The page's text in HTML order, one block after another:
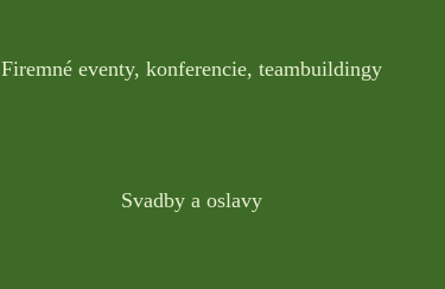
Firemné eventy, konferencie, teambuildingy
Svadby a oslavy